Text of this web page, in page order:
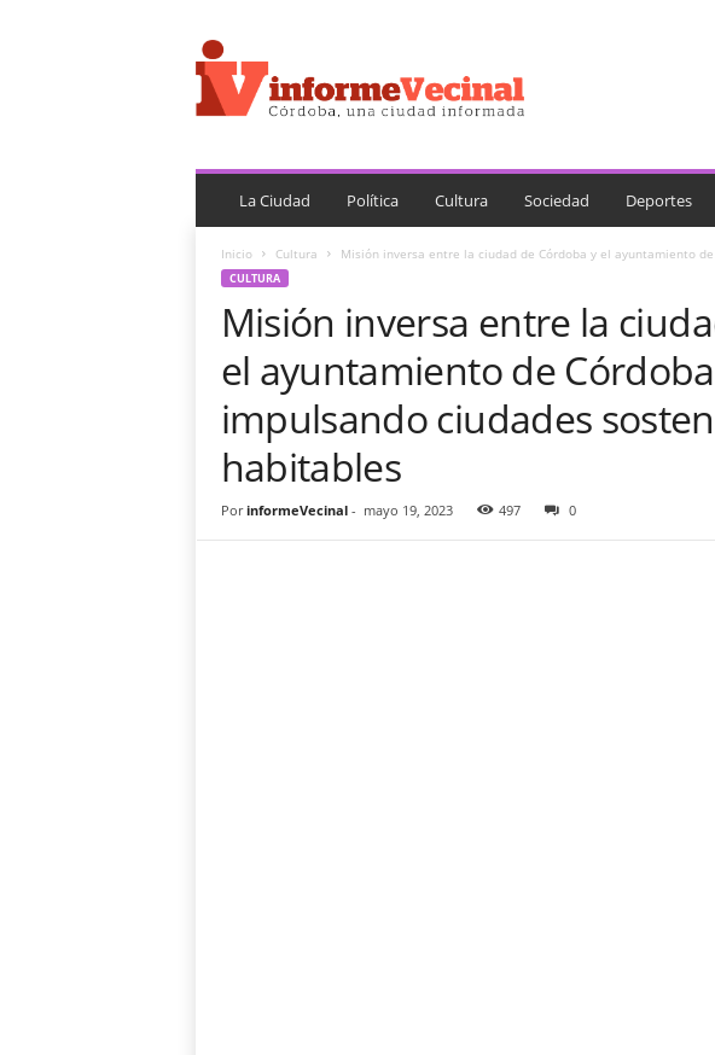
n
f
o
e
e
La Ciudad Política Cultura Sociedad Deportes
Inicio Cultura Misión inversa entre la ciudad de Córdoba y el ayuntamiento de
CULTURA
Misión inversa entre la
el ayuntamiento de
impulsando ciudades
habitables
Por informeVecinal- mayo 19, 2023 497 0